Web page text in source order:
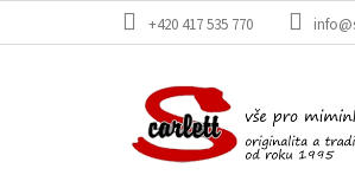
+420 417 535 770